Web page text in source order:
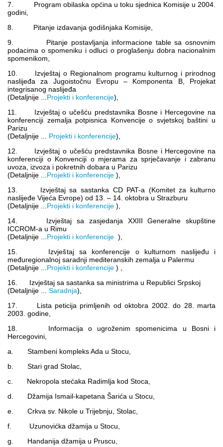
7. Program obilaska općina u toku sjednica Komisije u 2004.
godini,
8. Pitanje izdavanja godišnjaka Komisije,
9. Pitanje postavljanja informacione table sa osnovnim
podacima o spomeniku i odluci o proglašenju dobra nacionalnim
spomenikom,
10. Izvještaj o Regionalnom programu kulturnog i prirodnog
naslijeđa za Jugoistočnu Evropu – Komponenta B, Projekat
integrisanog naslijeđa
(Detaljnije ... Projekti i konferencije),
11. Izvještaj o učešću predstavnika Bosne i Hercegovine na
konferenciji zemalja potpisnica Konvencije o svjetskoj baštini u
Parizu
(Detaljnije ... Projekti i konferencije),
12. Izvještaj o učešću predstavnika Bosne i Hercegovine na
konferenciji o Konvenciji o mjerama za sprječavanje i zabranu
uvoza, izvoza i pokretnih dobara u Parizu
(Detaljnije ... Projekti i konferencije ),
13. Izvještaj sa sastanka CD PAT-a (Komitet za kulturno
naslijeđe Vijeća Evrope) od 13. – 14. oktobra u Strazburu
(Detaljnije ... Projekti i konferencije ),
14. Izvještaj sa zasjedanja XXIII Generalne skupštine
ICCROM-a u Rimu
(Detaljnije ... Projekti i konferencije ),
15. Izvještaj sa konferencije o kulturnom naslijeđu i
međuregionalnoj saradnji mediteranskih zemalja u Palermu
(Detaljnije ... Projekti i konferencije ) ,
16. Izvještaj sa sastanka sa ministrima u Republici Srpskoj
(Detaljnije ... Saradnja),
17. Lista peticija primljenih od oktobra 2002. do 28. marta
2003. godine,
18. Informacija o ugroženim spomenicima u Bosni i
Hercegovini,
a. Stambeni kompleks Ada u Stocu,
b. Stari grad Stolac,
c. Nekropola stećaka Radimlja kod Stoca,
d. Džamija Ismail-kapetana Šarića u Stocu,
e. Crkva sv. Nikole u Trijebnju, Stolac,
f. Uzunovićka džamija u Stocu,
g. Handanija džamija u Pruscu,